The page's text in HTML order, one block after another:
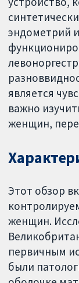
эндометрий
является
важно
женщин,
Этот обзор
женщин.
первичным
были